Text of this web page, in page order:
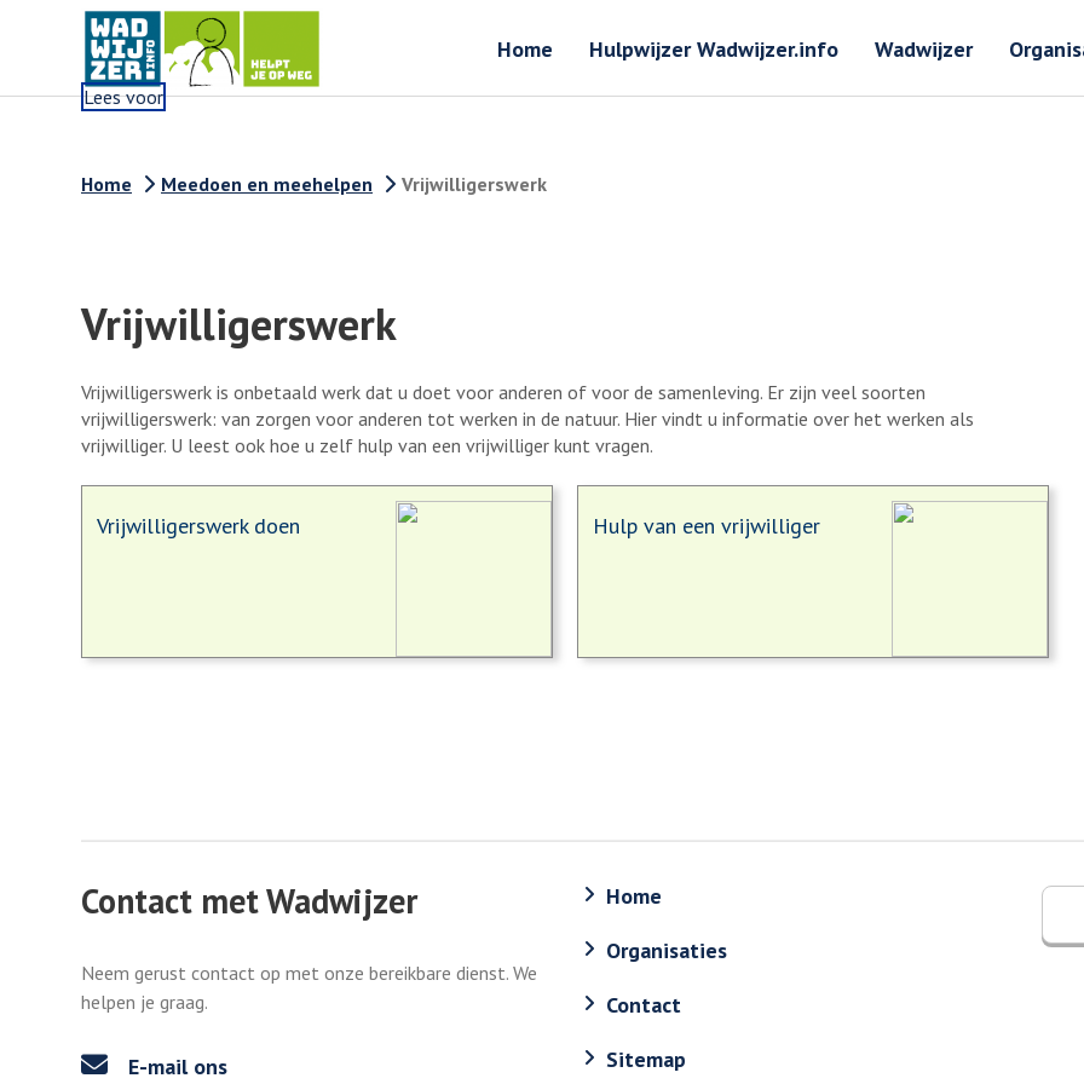
Home Hulpwijzer Wadwijzer.info Wadwijzer
Lees voor
Home Meedoen en meehelpen Vrijwilligerswerk
Vrijwilligerswerk
Vrijwilligerswerk is onbetaald werk dat u doet voor anderen of voor de samenleving. Er zijn veel soorten
vrijwilligerswerk: van zorgen voor anderen tot werken in de natuur. Hier vindt u informatie over het werken als
vrijwilliger. U leest ook hoe u zelf hulp van een vrijwilliger kunt vragen.
Vrijwilligerswerk doen Hulp van een vrijwilliger
Contact met Wadwijzer
Neem gerust contact op met onze bereikbare dienst. We
helpen je graag.
E-mail ons
Home
Organisaties
Contact
Sitemap